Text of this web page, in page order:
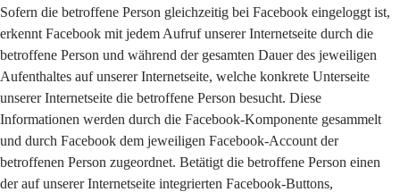
Sofern die betroffene Person gleichzeitig bei Facebook eingeloggt ist,
erkennt Facebook mit jedem Aufruf unserer Internetseite durch die
betroffene Person und während der gesamten Dauer des jeweiligen
Aufenthaltes auf unserer Internetseite, welche konkrete Unterseite
unserer Internetseite die betroffene Person besucht. Diese
Informationen werden durch die Facebook-Komponente gesammelt
und durch Facebook dem jeweiligen Facebook-Account der
betroffenen Person zugeordnet. Betätigt die betroffene Person einen
der auf unserer Internetseite integrierten Facebook-Buttons,